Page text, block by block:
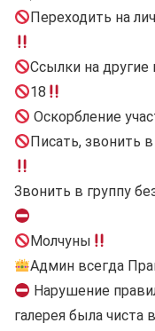
Переходить на
Ссылки на другие
18
Оскорбление
Писать, звонить в
Звонить в группу
Молчуны
Админ всегда
Нарушение
галерея была